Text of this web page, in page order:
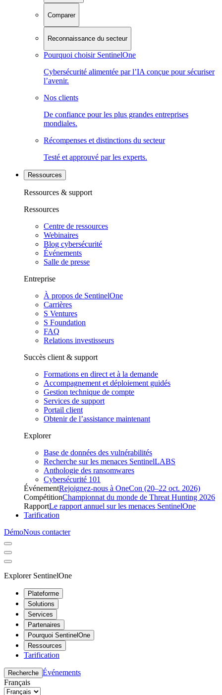
Comparer
Reconnaissance du secteur
Pourquoi choisir SentinelOne
Cybersécurité alimentée par l’IA conçue pour sécuriser
l’avenir.
Nos clients
De confiance pour les plus grandes entreprises
mondiales.
Récompenses et distinctions du secteur
Testé et approuvé par les experts.
Ressources
Ressources & support
Ressources
Centre de ressources
Webinaires
Blog cybersécurité
Événements
Salle de presse
Entreprise
À propos de SentinelOne
Carrières
S Ventures
S Foundation
FAQ
Relations investisseurs
Succès client & support
Formations en direct et à la demande
Accompagnement et déploiement guidés
Gestion technique de compte
Services de support
Portail client
Obtenir de l’assistance maintenant
Explorer
Base de données des vulnérabilités
Recherche sur les menaces SentinelLABS
Anthologie des ransomwares
Cybersécurité 101
ÉvénementRejoignez-nous à OneCon (20–22 oct. 2026)
CompétitionChampionnat du monde de Threat Hunting 2026
RapportLe rapport annuel sur les menaces SentinelOne
Tarification
DémoNous contacter
Explorer SentinelOne
Plateforme
Solutions
Services
Partenaires
Pourquoi SentinelOne
Ressources
Tarification
Recherche Événements
Français